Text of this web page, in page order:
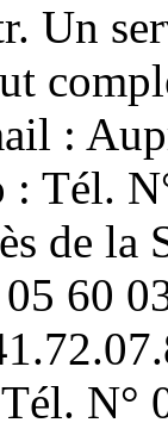
Un
:
: Tél.
de la
60
N°